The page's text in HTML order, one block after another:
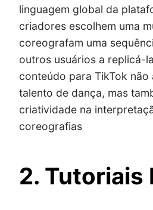
linguagem global da
criadores escolhem uma
coreografam uma
outros usuários a replicá-
conteúdo para TikTok não
talento de dança, mas
criatividade na
coreografias
2. Tutoriais